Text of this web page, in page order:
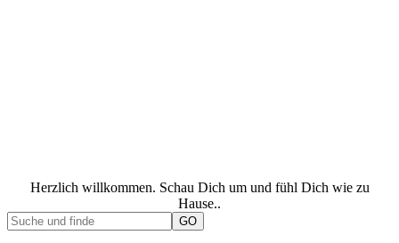
Herzlich willkommen. Schau Dich um und fühl Dich wie zu
Hause..